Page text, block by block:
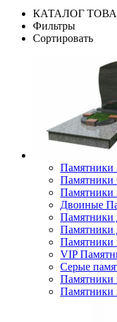
КАТАЛОГ
Фильтры
Сортировать
Памятники
Памятники
Памятники
Двоиные
Памятники
Памятники
Памятники
VIP
Серые
Памятники
Памятники